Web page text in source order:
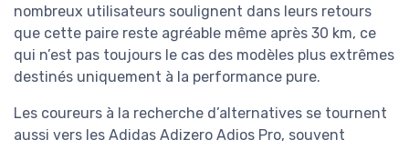
nombreux utilisateurs soulignent dans leurs retours
que cette paire reste agréable même après 30 km, ce
qui n’est pas toujours le cas des modèles plus extrêmes
destinés uniquement à la performance pure.
Les coureurs à la recherche d’alternatives se tournent
aussi vers les Adidas Adizero Adios Pro, souvent